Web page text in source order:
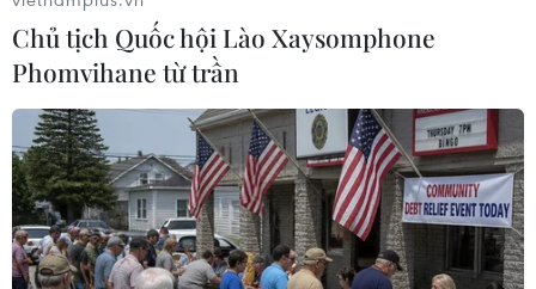
đặc biệt là liên kết trong tiêu thụ sản phẩm giữa
các hợp tác xã nhằm đa dạng hóa sản phẩm
hàng hóa cung cấp và mở rộng thị trường. Qua
đó, các hợp tác xã đã tạo thêm việc làm và tăng
thu nhập cho thành viên, góp phần từng bước
cải thiện nâng cao đời sống cho nhân dân,
người lao động.
Hoạt động của hợp tác xã, quỹ tín dụng nhân
Chủ tịch Quốc hội Lào Xaysomphone
Phomvihane từ trần